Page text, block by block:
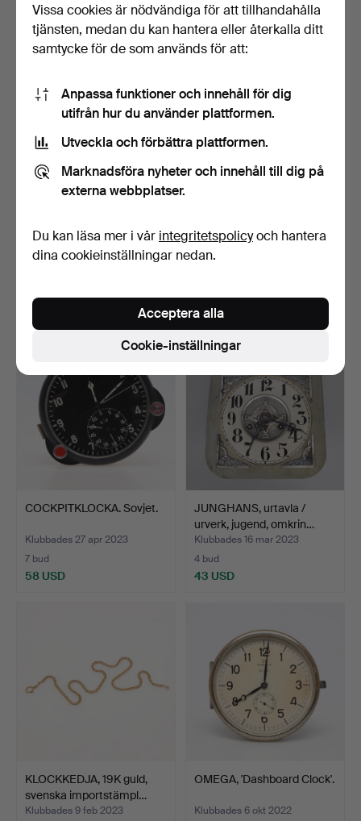
3 bud
43 USD
22 bud
1 130 USD
REPLIKA SKEPPSUR,
quartz.
37 USD
PARTI ASKAR MM, Omega
mm. 11 dlr.
334 USD
COCKPITKLOCKA. Sovjet.
Klubbades 27 apr 2023
7 bud
58 USD
JUNGHANS, urtavla /
urverk, jugend, omkrin…
Klubbades 16 mar 2023
4 bud
43 USD
KLOCKKEDJA, 19K guld,
svenska importstämpl…
Klubbades 9 feb 2023
OMEGA, 'Dashboard Clock'.
Klubbades 6 okt 2022
Vissa cookies är nödvändiga för att tillhandahålla
tjänsten, medan du kan hantera eller återkalla ditt
samtycke för de som används för att:
Anpassa funktioner och innehåll för dig
utifrån hur du använder plattformen.
Utveckla och förbättra plattformen.
Marknadsföra nyheter och innehåll till dig på
externa webbplatser.
Du kan läsa mer i vår integritetspolicyoch hantera
dina cookieinställningar nedan.
Cookie-inställningar
Acceptera alla